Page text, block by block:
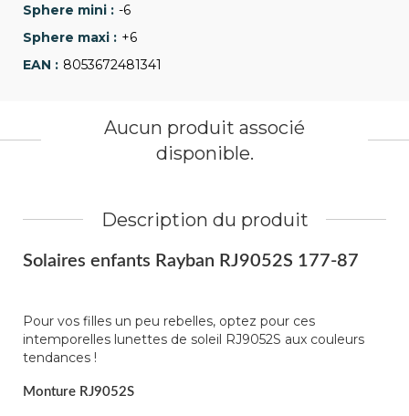
-6
+6
8053672481341
Description du produit
Solaires enfants Rayban RJ9052S 177-87
Pour vos filles un peu rebelles, optez pour ces
intemporelles lunettes de soleil RJ9052S aux couleurs
tendances !
Monture RJ9052S
Aucun produit associé
disponible.